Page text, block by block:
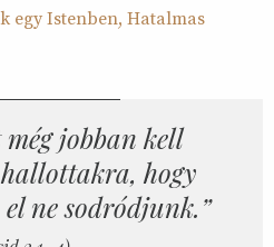
egy Istenben, Hatalmas
jobban kell
hogy
ne sodródjunk.”